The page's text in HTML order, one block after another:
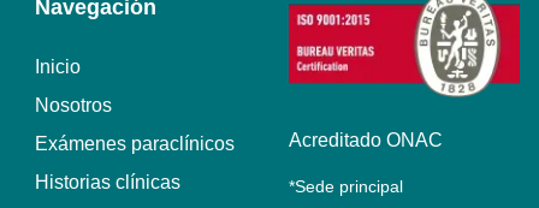
Navegación
Inicio
Nosotros
Exámenes paraclínicos
Historias clínicas
Acreditado ONAC
*Sede principal